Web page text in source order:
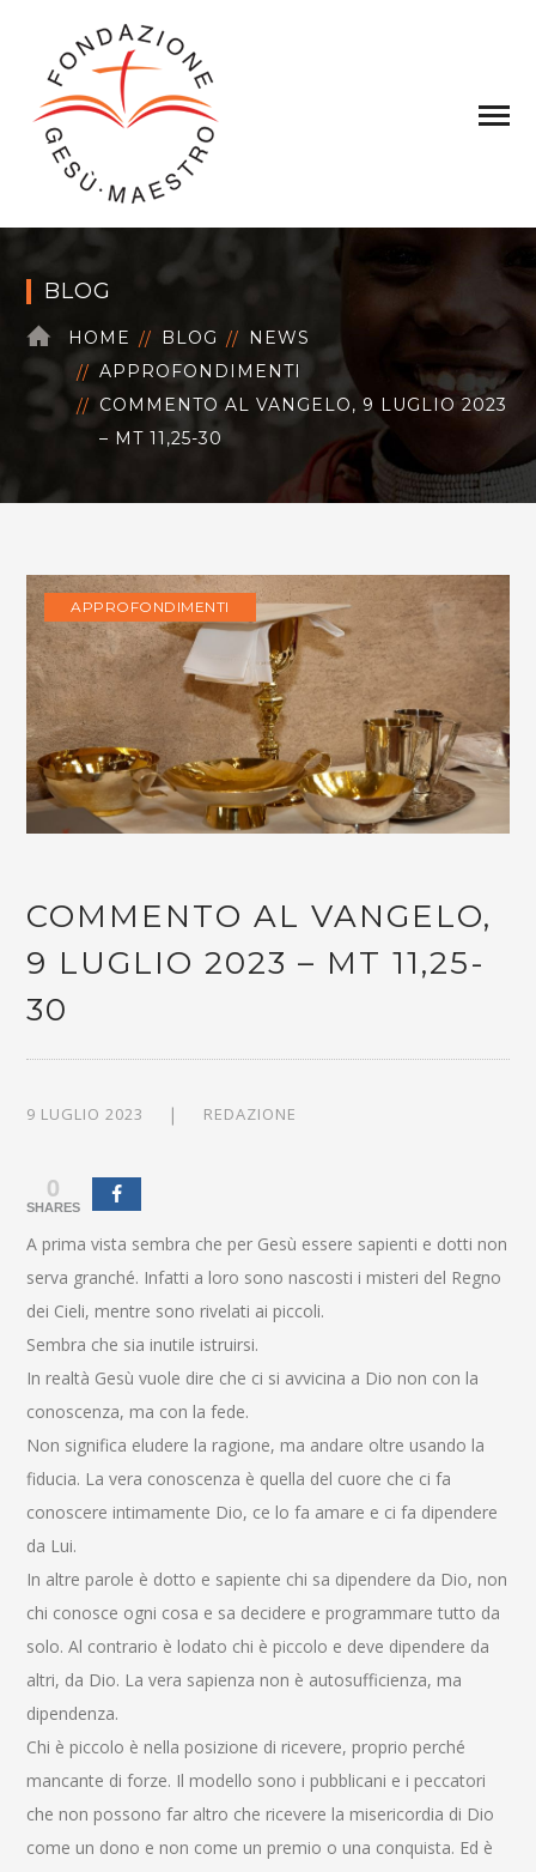
BLOG
HOME BLOG
NEWS
APPROFONDIMENTI
COMMENTO AL VANGELO, 9 LUGLIO 2023
– MT 11,25-30
APPROFONDIMENTI
COMMENTO AL VANGELO,
9 LUGLIO 2023 – MT 11,25-
30
9 LUGLIO 2023 REDAZIONE
0
SHARES
A prima vista sembra che per Gesù essere sapienti e dotti non
serva granché. Infatti a loro sono nascosti i misteri del Regno
dei Cieli, mentre sono rivelati ai piccoli.
Sembra che sia inutile istruirsi.
In realtà Gesù vuole dire che ci si avvicina a Dio non con la
conoscenza, ma con la fede.
Non significa eludere la ragione, ma andare oltre usando la
fiducia. La vera conoscenza è quella del cuore che ci fa
conoscere intimamente Dio, ce lo fa amare e ci fa dipendere
da Lui.
In altre parole è dotto e sapiente chi sa dipendere da Dio, non
chi conosce ogni cosa e sa decidere e programmare tutto da
solo. Al contrario è lodato chi è piccolo e deve dipendere da
altri, da Dio. La vera sapienza non è autosufficienza, ma
dipendenza.
Chi è piccolo è nella posizione di ricevere, proprio perché
mancante di forze. Il modello sono i pubblicani e i peccatori
che non possono far altro che ricevere la misericordia di Dio
come un dono e non come un premio o una conquista. Ed è